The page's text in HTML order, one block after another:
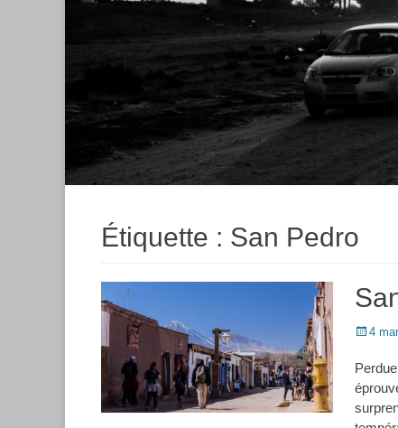
Étiquette : San Pedro
Posted
4